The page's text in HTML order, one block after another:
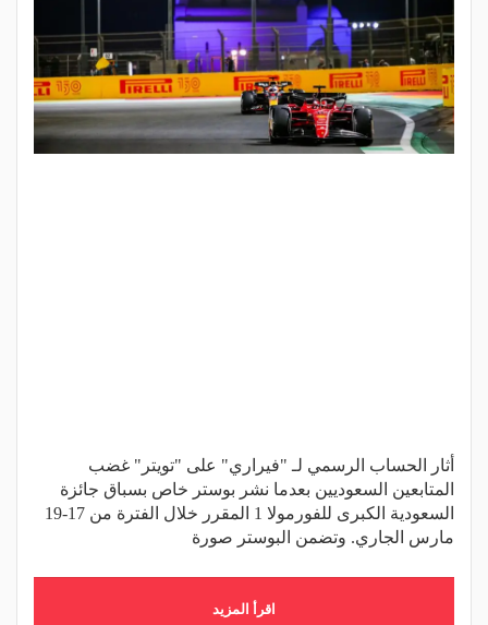
أثار الحساب الرسمي لـ "فيراري" على "تويتر" غضب
المتابعين السعوديين بعدما نشر بوستر خاص بسباق جائزة
السعودية الكبرى للفورمولا 1 المقرر خلال الفترة من 17-19
مارس الجاري. وتضمن البوستر صورة
اقرأ المزيد